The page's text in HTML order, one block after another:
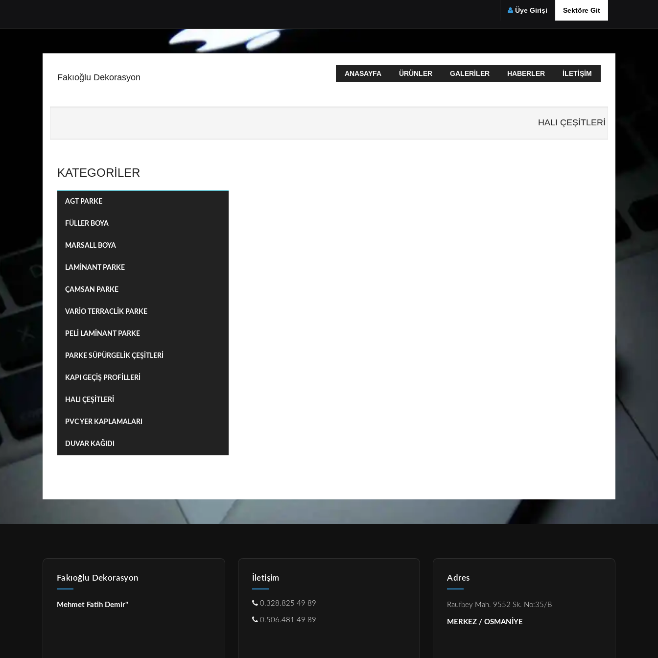
Üye Girişi Sektöre Git
Fakıoğlu Dekorasyon ANASAYFA ÜRÜNLER GALERILER HABERLER İLETIŞIM
HALI ÇEŞİTLERİ
KATEGORILER
AGT PARKE
FÜLLER BOYA
MARSALL BOYA
LAMİNANT PARKE
ÇAMSAN PARKE
VARİO TERRACLİK PARKE
PELİ LAMİNANT PARKE
PARKE SÜPÜRGELİK ÇEŞİTLERİ
KAPI GEÇİŞ PROFİLLERİ
HALI ÇEŞİTLERİ
PVC YER KAPLAMALARI
DUVAR KAĞIDI
Fakıoğlu Dekorasyon
Mehmet Fatih Demir"
İletişim
0.328.825 49 89
0.506.481 49 89
Adres
Raufbey Mah. 9552 Sk. No:35/B
MERKEZ / OSMANİYE